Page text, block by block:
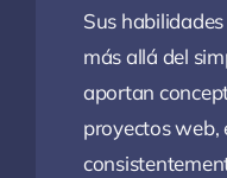
Sus
más allá del
aportan
proyectos web,